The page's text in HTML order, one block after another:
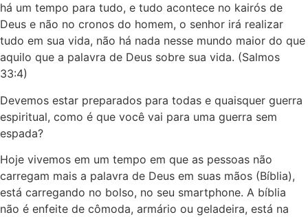
há um tempo para tudo, e tudo acontece no kairós de
Deus e não no cronos do homem, o senhor irá realizar
tudo em sua vida, não há nada nesse mundo maior do que
aquilo que a palavra de Deus sobre sua vida. (Salmos
33:4)
Devemos estar preparados para todas e quaisquer guerra
espiritual, como é que você vai para uma guerra sem
espada?
Hoje vivemos em um tempo em que as pessoas não
carregam mais a palavra de Deus em suas mãos (Bíblia),
está carregando no bolso, no seu smartphone. A bíblia
não é enfeite de cômoda, armário ou geladeira, está na